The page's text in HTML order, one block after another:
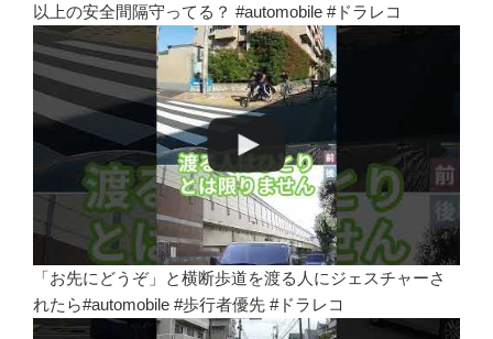
以上の安全間隔守ってる？ #automobile #ドラレコ
「お先にどうぞ」と横断歩道を渡る人にジェスチャーさ
れたら#automobile #歩行者優先 #ドラレコ